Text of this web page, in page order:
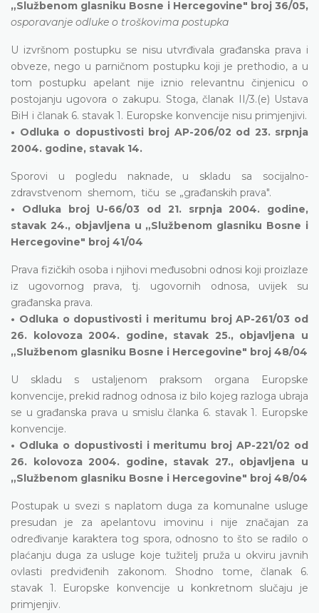
„Službenom glasniku Bosne i Hercegovine" broj 36/05,
osporavanje odluke o troškovima postupka
U izvršnom postupku se nisu utvrđivala građanska prava i
obveze, nego u parničnom postupku koji je prethodio, a u
tom postupku apelant nije iznio relevantnu činjenicu o
postojanju ugovora o zakupu. Stoga, članak II/3.(e) Ustava
BiH i članak 6. stavak 1. Europske konvencije nisu primjenjivi.
• Odluka o dopustivosti broj AP-206/02 od 23. srpnja
2004. godine, stavak 14.
Sporovi u pogledu naknade, u skladu sa socijalno-
zdravstvenom shemom, tiču se „građanskih prava".
• Odluka broj U-66/03 od 21. srpnja 2004. godine,
stavak 24., objavljena u „Službenom glasniku Bosne i
Hercegovine" broj 41/04
Prava fizičkih osoba i njihovi međusobni odnosi koji proizlaze
iz ugovornog prava, tj. ugovornih odnosa, uvijek su
građanska prava.
• Odluka o dopustivosti i meritumu broj AP-261/03 od
26. kolovoza 2004. godine, stavak 25., objavljena u
„Službenom glasniku Bosne i Hercegovine" broj 48/04
U skladu s ustaljenom praksom organa Europske
konvencije, prekid radnog odnosa iz bilo kojeg razloga ubraja
se u građanska prava u smislu članka 6. stavak 1. Europske
konvencije.
• Odluka o dopustivosti i meritumu broj AP-221/02 od
26. kolovoza 2004. godine, stavak 27., objavljena u
„Službenom glasniku Bosne i Hercegovine" broj 48/04
Postupak u svezi s naplatom duga za komunalne usluge
presudan je za apelantovu imovinu i nije značajan za
određivanje karaktera tog spora, odnosno to što se radilo o
plaćanju duga za usluge koje tužitelj pruža u okviru javnih
ovlasti predviđenih zakonom. Shodno tome, članak 6.
stavak 1. Europske konvencije u konkretnom slučaju je
primjenjiv.